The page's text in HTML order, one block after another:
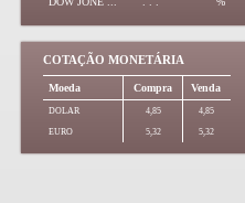
COTAÇÃO MONETÁRIA
Moeda Compra Venda
DOLAR 4,85 4,85
EURO 5,32 5,32